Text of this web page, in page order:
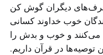
حرف‌های دیگران گوش کن
خوب خداوند کسانی
می‌کنند و خوب و بدش را
توصیه‌ها در قرآن داریم.